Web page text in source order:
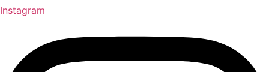
Instagram